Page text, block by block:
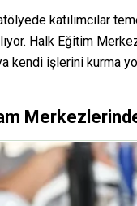
katılımcılar
Halk Eğitim
kendi işlerini kurma